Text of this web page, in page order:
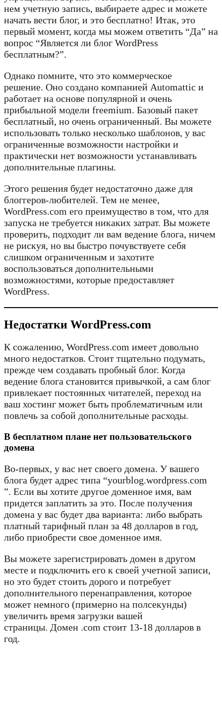
нем учетную запись, выбираете адрес и можете
начать вести блог, и это бесплатно! Итак, это
первый момент, когда мы можем ответить “Да” на
вопрос “Является ли блог WordPress
бесплатным?”.
Однако помните, что это коммерческое
решение. Оно создано компанией Automattic и
работает на основе популярной и очень
прибыльной модели freemium. Базовый пакет
бесплатный, но очень ограниченный. Вы можете
использовать только несколько шаблонов, у вас
ограниченные возможности настройки и
практически нет возможности устанавливать
дополнительные плагины.
Этого решения будет недостаточно даже для
блоггеров-любителей. Тем не менее,
WordPress.com его преимущество в том, что для
запуска не требуется никаких затрат. Вы можете
проверить, подходит ли вам ведение блога, ничем
не рискуя, но вы быстро почувствуете себя
слишком ограниченным и захотите
воспользоваться дополнительными
возможностями, которые предоставляет
WordPress.
Недостатки WordPress.com
К сожалению, WordPress.com имеет довольно
много недостатков. Стоит тщательно подумать,
прежде чем создавать пробный блог. Когда
ведение блога становится привычкой, а сам блог
привлекает постоянных читателей, переход на
ваш хостинг может быть проблематичным или
повлечь за собой дополнительные расходы.
В бесплатном плане нет пользовательского
домена
Во-первых, у вас нет своего домена. У вашего
блога будет адрес типа “yourblog.wordpress.com
”. Если вы хотите другое доменное имя, вам
придется заплатить за это. После получения
домена у вас будет два варианта: либо выбрать
платный тарифный план за 48 долларов в год,
либо приобрести свое доменное имя.
Вы можете зарегистрировать домен в другом
месте и подключить его к своей учетной записи,
но это будет стоить дорого и потребует
дополнительного перенаправления, которое
может немного (примерно на полсекунды)
увеличить время загрузки вашей
страницы. Домен .com стоит 13-18 долларов в
год.